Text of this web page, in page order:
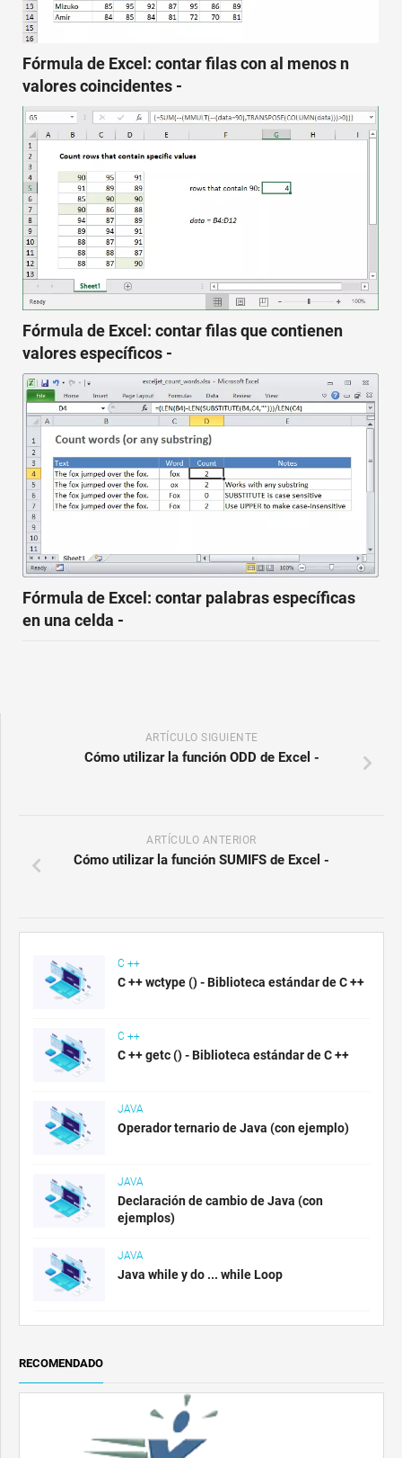
Fórmula de Excel: contar filas con al menos n
valores coincidentes -
Fórmula de Excel: contar filas que contienen
valores específicos -
Fórmula de Excel: contar palabras específicas
en una celda -
ARTÍCULO SIGUIENTE
Cómo utilizar la función ODD de Excel -
ARTÍCULO ANTERIOR
Cómo utilizar la función SUMIFS de Excel -
C ++
C ++ wctype () - Biblioteca estándar de C ++
C ++
C ++ getc () - Biblioteca estándar de C ++
JAVA
Operador ternario de Java (con ejemplo)
JAVA
Declaración de cambio de Java (con
ejemplos)
JAVA
Java while y do ... while Loop
RECOMENDADO